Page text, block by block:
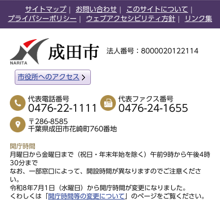
サイトマップ お問い合わせ
このサイトについて
プライバシーポリシー
ウェブアクセシビリティ方針 リンク集
法人番号：8000020122114
市役所へのアクセス
代表電話番号
0476-22-1111
代表ファクス番号
0476-24-1655
〒286-8585
千葉県成田市花崎町760番地
開庁時間
月曜日から金曜日まで（祝日・年末年始を除く）午前9時から午後4時
30分まで
なお、一部窓口によって、開設時間が異なりますのでご注意くださ
い。
令和8年7月1日（水曜日）から開庁時間が変更になりました。
くわしくは「
開庁時間等の変更について 」のページをご覧ください。